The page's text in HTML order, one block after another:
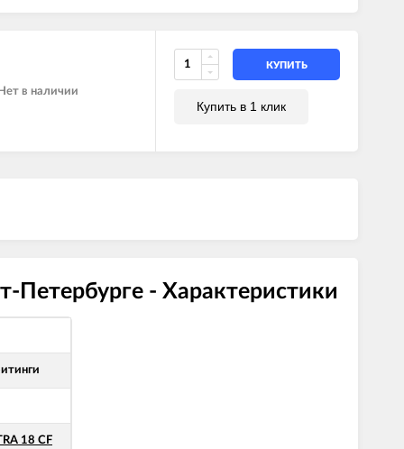
Нет в наличии
КУПИТЬ
Купить в 1 клик
Петербурге - Характеристики
18 CF